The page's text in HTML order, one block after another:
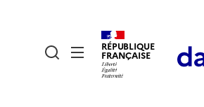
RÉPUBLIQUE
FRANÇAISE